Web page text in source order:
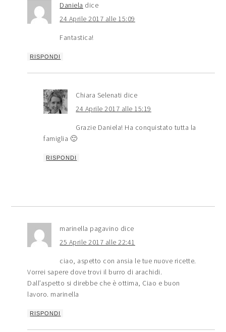
Daniela dice
24 Aprile 2017 alle 15:09
Fantastica!
RISPONDI
Chiara Selenati dice
24 Aprile 2017 alle 15:19
Grazie Daniela! Ha conquistato tutta la
famiglia 🙂
RISPONDI
marinella pagavino dice
25 Aprile 2017 alle 22:41
ciao, aspetto con ansia le tue nuove ricette.
Vorrei sapere dove trovi il burro di arachidi.
Dall’aspetto si direbbe che è ottima, Ciao e buon
lavoro. marinella
RISPONDI